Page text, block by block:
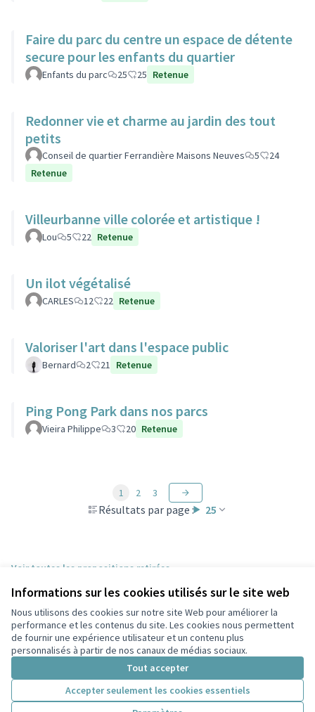
Informations sur les cookies utilisés sur le site web
Nous utilisons des cookies sur notre site Web pour améliorer la
performance et les contenus du site. Les cookies nous permettent
de fournir une expérience utilisateur et un contenu plus
personnalisés à partir de nos canaux de médias sociaux.
Tout accepter
Accepter seulement les cookies essentiels
Faire du parc du centre un espace de détente
secure pour les enfants du quartier
Enfants du parc 25 25 Retenue
Redonner vie et charme au jardin des tout
petits
Conseil de quartier Ferrandière Maisons Neuves 5
24
Retenue
Villeurbanne ville colorée et artistique !
Lou 5 22 Retenue
Un ilot végétalisé
CARLES 12 22 Retenue
Valoriser l'art dans l'espace public
Bernard 2 21 Retenue
Ping Pong Park dans nos parcs
Vieira Philippe 3 20 Retenue
Résultats par page : 25
1 2 3
Voir toutes les propositions retirées
Conditions d'utilisation
Paramètres des cookies
Participez Villeurbanne sur X
(Lien externe)
Participez Villeurbanne sur Facebook
Participez Villeurbanne sur Instagram
Participez Villeurbanne sur YouTube
(Lien externe)
Licence
(Lien